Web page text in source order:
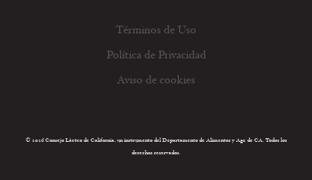
Términos de Uso
Política de Privacidad
Aviso de cookies
© 2026 Consejo Lácteo de California, un instrumento del Departamento de Alimentos y Agr. de CA. Todos los
derechos reservados.